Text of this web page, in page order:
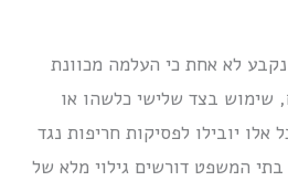
לא אחת כי העלמה מכוונת
שימוש בצד שלישי כלשהו או
אלו יובילו לפסיקות חריפות נגד
המשפט דורשים גילוי מלא של